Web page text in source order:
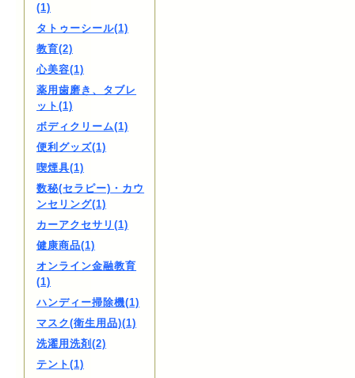
(1)
タトゥーシール(1)
教育(2)
心美容(1)
薬用歯磨き、タブレ
ット(1)
ボディクリーム(1)
便利グッズ(1)
喫煙具(1)
数秘(セラピー)・カウ
ンセリング(1)
カーアクセサリ(1)
健康商品(1)
オンライン金融教育
(1)
ハンディー掃除機(1)
マスク(衛生用品)(1)
洗濯用洗剤(2)
テント(1)